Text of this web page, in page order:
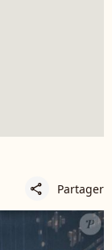
share Partager